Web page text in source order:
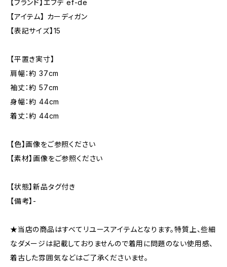
【ブランド】エフデ ef-de
【アイテム】 カーディガン
【表記サイズ】15
【平置き実寸】
肩幅：約 37cm
袖丈：約 57cm
身幅：約 44cm
着丈：約 44cm
【色】画像をご参照ください
【素材】画像をご参照ください
【状態】新品タグ付き
【備考】-
★当店の商品はすべてリユースアイテムとなります。特質上、些細
なダメージは記載しておりませんので着用に問題のない使用感、
着古した雰囲気などはご了承くださいませ。